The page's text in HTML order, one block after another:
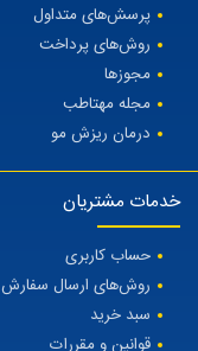
پرسش‌های متداول
روش‌های پرداخت
مجوزها
مجله مهتاطب
درمان ریزش مو
خدمات مشتریان
حساب کاربری
روش‌های ارسال سفارش
سبد خرید
قوانین و مقررات